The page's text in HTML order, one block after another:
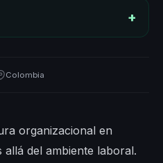
Colombia
organizacional en
allá del ambiente laboral.